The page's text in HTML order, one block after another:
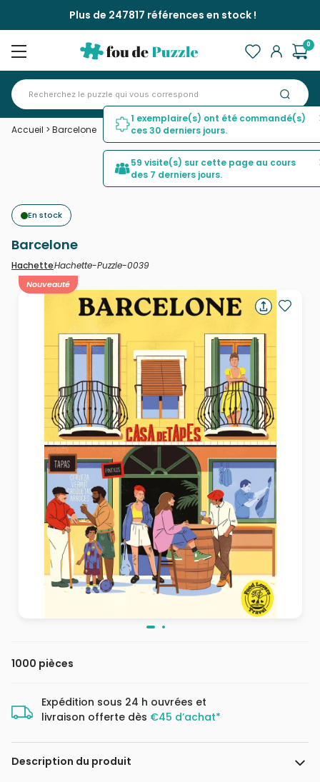
Plus de 247817 références en stock !
0
Accueil > Barcelone
En stock
Barcelone
HachetteHachette-Puzzle-0039
Nouveauté
1000 pièces
Expédition sous 24 h ouvrées et
livraison offerte dès €45 d’achat*
Description du produit
1 exemplaire(s) ont été commandé(s)
ces 30 derniers jours.
59 visite(s) sur cette page au cours
des 7 derniers jours.